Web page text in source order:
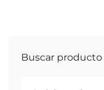
Buscar producto